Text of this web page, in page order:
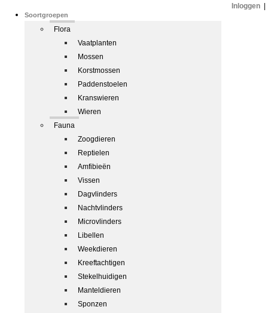
Soortgroepen
Flora
Vaatplanten
Mossen
Korstmossen
Paddenstoelen
Kranswieren
Wieren
Fauna
Zoogdieren
Reptielen
Amfibieën
Vissen
Dagvlinders
Nachtvlinders
Microvlinders
Libellen
Weekdieren
Kreeftachtigen
Stekelhuidigen
Manteldieren
Sponzen
Inloggen